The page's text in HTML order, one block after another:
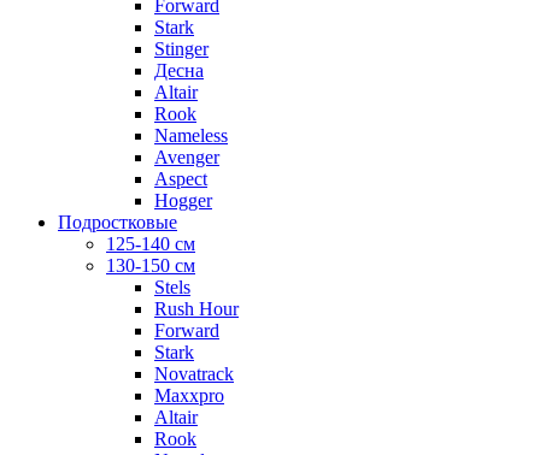
Forward
Stark
Stinger
Десна
Altair
Rook
Nameless
Avenger
Aspect
Hogger
Подростковые
125-140 см
130-150 см
Stels
Rush Hour
Forward
Stark
Novatrack
Maxxpro
Altair
Rook